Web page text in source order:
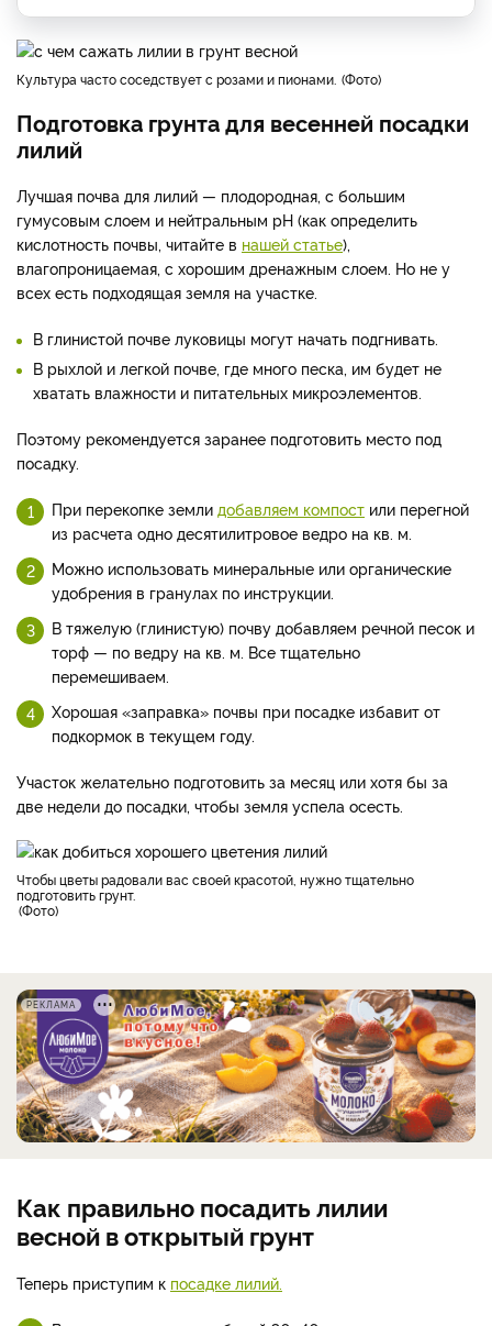
Культура часто соседствует с розами и пионами. Фото
Подготовка грунта для весенней посадки
лилий
Лучшая почва для лилий — плодородная, с большим
гумусовым слоем и нейтральным pH (как определить
кислотность почвы, читайте в нашей статье),
влагопроницаемая, с хорошим дренажным слоем. Но не у
всех есть подходящая земля на участке.
В глинистой почве луковицы могут начать подгнивать.
В рыхлой и легкой почве, где много песка, им будет не
хватать влажности и питательных микроэлементов.
Поэтому рекомендуется заранее подготовить место под
посадку.
При перекопке земли добавляем компост или перегной
из расчета одно десятилитровое ведро на кв. м.
Можно использовать минеральные или органические
удобрения в гранулах по инструкции.
В тяжелую (глинистую) почву добавляем речной песок и
торф — по ведру на кв. м. Все тщательно
перемешиваем.
Хорошая «заправка» почвы при посадке избавит от
подкормок в текущем году.
Участок желательно подготовить за месяц или хотя бы за
две недели до посадки, чтобы земля успела осесть.
Чтобы цветы радовали вас своей красотой, нужно тщательно
подготовить грунт.
Фото
РЕКЛАМА
Как правильно посадить лилии
весной в открытый грунт
Теперь приступим к посадке лилий.